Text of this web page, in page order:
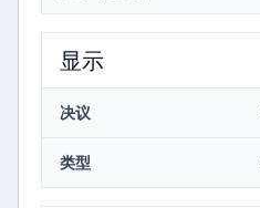
显示
决议
类型